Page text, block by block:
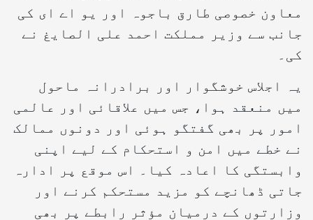
معاون خصوصی طارق باجوہ اور یو اے ای کی
جانب سے وزیر مملکت احمد علی الصایغ نے
کی۔
یہ اجلاس خوشگوار اور برادرانہ ماحول
میں منعقد ہوا، جس میں علاقائی اور عالمی
امور پر بھی گفتگو ہوئی اور دونوں ممالک
نے خطے میں امن و استحکام کے لیے اپنی
وابستگی کا اعادہ کیا۔ اس موقع پر ادارہ
جاتی ڈھانچے کو مزید مستحکم کرنے اور
وزارتوں کے درمیان مؤثر رابطے پر بھی